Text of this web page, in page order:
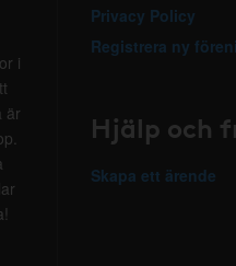
i
är
Privacy Policy
Registrera ny
Hjälp och
Skapa ett ärende